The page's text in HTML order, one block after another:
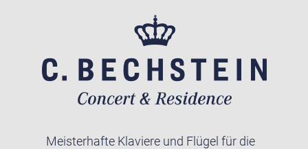
Meisterhafte Klaviere und Flügel für die